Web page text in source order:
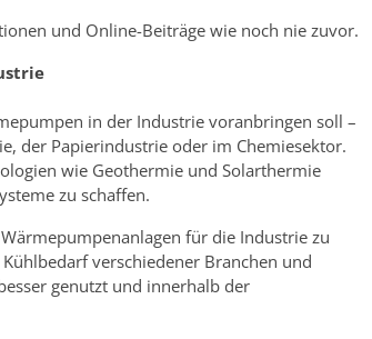
und Online-Beiträge wie noch nie zuvor.
in der Industrie voranbringen soll –
der Papierindustrie oder im Chemiesektor.
wie Geothermie und Solarthermie
zu schaffen.
für die Industrie zu
verschiedener Branchen und
genutzt und innerhalb der